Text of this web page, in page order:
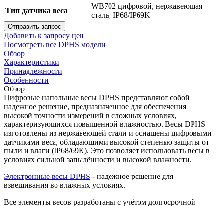
Тип датчика веса
WB702 цифровой, нержавеющая
сталь, IP68/IP69K
Отправить запрос
Добавить к запросу цен
Посмотреть все DPHS модели
Обзор
Характеристики
Принадлежности
Особенности
Обзор
Цифровые напольные весы DPHS представляют собой
надежное решение, предназначенное для обеспечения
высокой точности измерений в сложных условиях,
характеризующихся повышенной влажностью. Весы DPHS
изготовлены из нержавеющей стали и оснащены цифровыми
датчиками веса, обладающими высокой степенью защиты от
пыли и влаги (IP68/69K). Это позволяет использовать весы в
условиях сильной запылённости и высокой влажности.
Электронные весы DPHS - надежное решение для
взвешивания во влажных условиях.
Все элементы весов разработаны с учётом долгосрочной